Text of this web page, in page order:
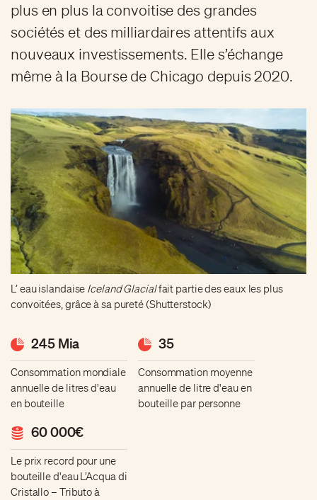
plus en plus la convoitise des grandes
sociétés et des milliardaires attentifs aux
nouveaux investissements. Elle s’échange
même à la Bourse de Chicago depuis 2020.
L’ eau islandaise Iceland Glacialfait partie des eaux les plus
convoitées, grâce à sa pureté (Shutterstock)
245 Mia
Consommation mondiale
annuelle de litres d'eau
en bouteille
35
Consommation moyenne
annuelle de litre d'eau en
bouteille par personne
60 000€
Le prix record pour une
bouteille d'eau L’Acqua di
Cristallo – Tributo à